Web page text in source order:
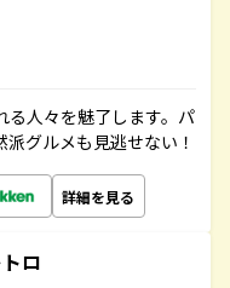
る人々を魅了します。パ
グルメも見逃せない！
詳細を見る
ロ